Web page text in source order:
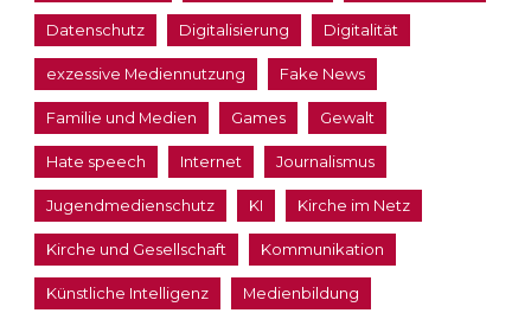
Datenschutz Digitalisierung Digitalität
exzessive Mediennutzung Fake News
Familie und Medien Games Gewalt
Hate speech Internet Journalismus
Jugendmedienschutz KI Kirche im Netz
Kirche und Gesellschaft Kommunikation
Künstliche Intelligenz Medienbildung